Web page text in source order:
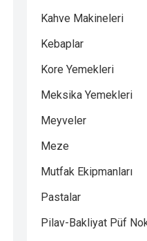
Kahve Makineleri
Kebaplar
Kore Yemekleri
Meksika Yemekleri
Meyveler
Meze
Mutfak Ekipmanları
Pastalar
Pilav-Bakliyat Püf